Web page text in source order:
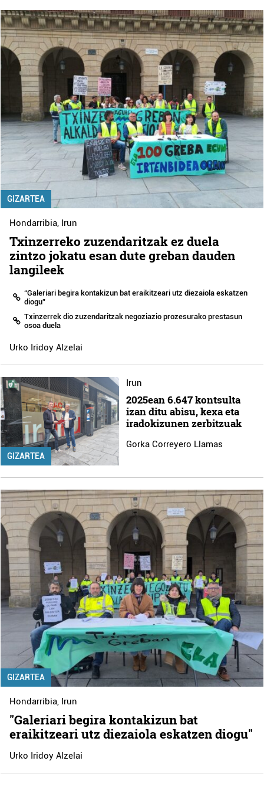
GIZARTEA
Hondarribia Irun
Txinzerreko zuzendaritzak ez duela
zintzo jokatu esan dute greban dauden
langileek
“Galeriari begira kontakizun bat eraikitzeari utz diezaiola eskatzen
diogu”
Txinzerrek dio zuzendaritzak negoziazio prozesurako prestasun
osoa duela
Urko Iridoy Alzelai
GIZARTEA
Irun
2025ean 6.647 kontsulta
izan ditu abisu, kexa eta
iradokizunen zerbitzuak
Gorka Correyero Llamas
GIZARTEA
Hondarribia, Irun
"Galeriari begira kontakizun bat
eraikitzeari utz diezaiola eskatzen diogu"
Urko Iridoy Alzelai